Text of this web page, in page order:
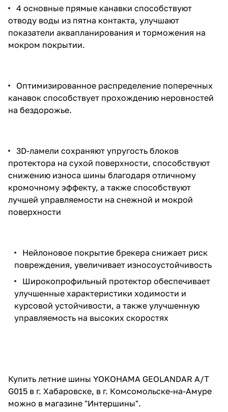
4 основные прямые канавки способствуют
отводу воды из пятна контакта, улучшают
показатели аквапланирования и торможения на
мокром покрытии.
Оптимизированное распределение поперечных
канавок способствует прохождению неровностей
на бездорожье.
3D-ламели сохраняют упругость блоков
протектора на сухой поверхности, способствуют
снижению износа шины благодаря отличному
кромочному эффекту, а также способствуют
лучшей управляемости на снежной и мокрой
поверхности
Нейлоновое покрытие брекера снижает риск
повреждения, увеличивает износоустойчивость
Широкопрофильный протектор обеспечивает
улучшенные характеристики ходимости и
курсовой устойчивости, а также улучшенную
управляемость на высоких скоростях
Купить летние шины YOKOHAMA GEOLANDAR A/T
G015 в г. Хабаровске, в г. Комсомольске-на-Амуре
можно в магазине "Интершины".